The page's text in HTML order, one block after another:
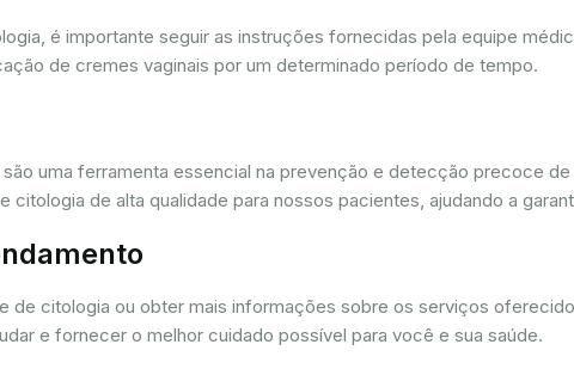
é importante seguir as instruções fornecidas pela equipe
de cremes vaginais por um determinado período de tempo.
uma ferramenta essencial na prevenção e detecção precoce
de alta qualidade para nossos pacientes, ajudando a
de citologia ou obter mais informações sobre os serviços
e fornecer o melhor cuidado possível para você e sua saúde.